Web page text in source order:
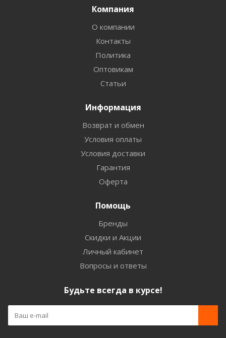
Компания
О компании
Контакты
Политика
Оптовикам
Статьи
Информация
Возврат и обмен
Условия оплаты
Условия доставки
Гарантия
Оферта
Помощь
Бренды
Скидки и Акции
Личный кабинет
Вопросы и ответы
Будьте всегда в курсе!